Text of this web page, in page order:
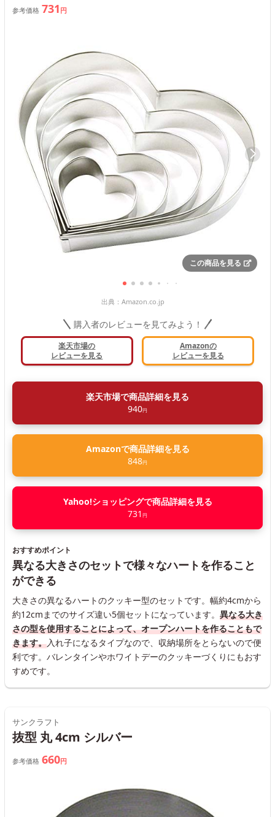
参考価格 731 円
この商品を見る
出典： Amazon.co.jp
購入者のレビューを見てみよう！
楽天市場の
レビューを見る
Amazonの
レビューを見る
楽天市場で商品詳細を見る
940円
Amazonで商品詳細を見る
848円
Yahoo!ショッピングで商品詳細を見る
731 円
おすすめポイント
異なる大きさのセットで様々なハートを作ること
ができる
大きさの異なるハートのクッキー型のセットです。幅約4cmから
約12cmまでのサイズ違い5個セットになっています。 異なる大き
さの型を使用することによって、オープンハートを作ることもで
きます。入れ子になるタイプなので、収納場所をとらないので便
利です。バレンタインやホワイトデーのクッキーづくりにもおす
すめです。
サンクラフト
抜型 丸 4cm シルバー
参考価格 660円